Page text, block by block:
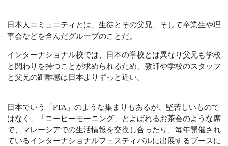
日本人コミュニティとは、生徒とその父兄、そして卒業生や理
事会などを含んだグループのことだ。
インターナショナル校では、日本の学校とは異なり父兄も学校
と関わりを持つことが求められるため、教師や学校のスタッフ
と父兄の距離感は日本よりずっと近い。
日本でいう「PTA」のような集まりもあるが、堅苦しいもので
はなく、「コーヒーモーニング」とよばれるお茶会のような席
で、マレーシアでの生活情報を交換し合ったり、毎年開催され
ているインターナショナルフェスティバルに出展するブースに